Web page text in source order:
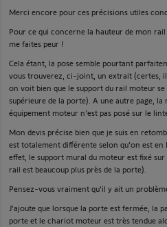
Merci encore pour ces précisions utiles
Pour ce qui concerne la hauteur de mon
me faites peur !
Cela étant, la pose semble pourtant
vous trouverez, ci-joint, un extrait (certes,
on voit bien que le support du rail moteur
supérieure de la porte). A une autre page,
équipement moteur n'est pas posé sur le
Mon devis précise bien que je suis en
est totalement différente selon qu'on est en
effet, le support mural du moteur est fixé
rail est beaucoup plus près de la porte).
Pensez-vous vraiment qu'il y ait un
J'ajoute que lorsque la porte est fermée, la
porte et le chariot moteur est très tendue